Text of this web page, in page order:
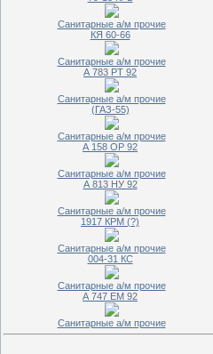
Санитарные а/м прочие
КЯ 60-66
Санитарные а/м прочие
А 783 РТ 92
Санитарные а/м прочие
(ГАЗ-55)
Санитарные а/м прочие
А 158 ОР 92
Санитарные а/м прочие
А 813 НУ 92
Санитарные а/м прочие
1917 КРМ (?)
Санитарные а/м прочие
004-31 КС
Санитарные а/м прочие
А 747 ЕМ 92
Санитарные а/м прочие